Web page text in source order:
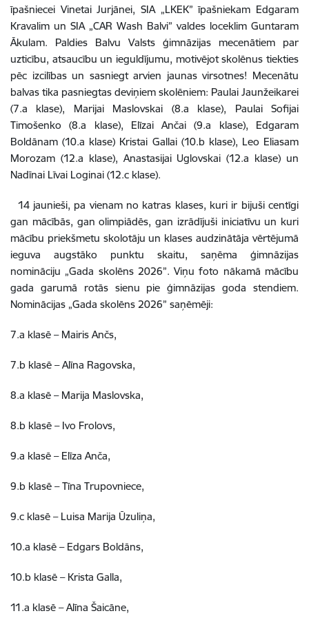
īpašniecei Vinetai Jurjānei, SIA „LKEK” īpašniekam Edgaram
Kravalim un SIA „CAR Wash Balvi” valdes loceklim Guntaram
Ākulam. Paldies Balvu Valsts ģimnāzijas mecenātiem par
uzticību, atsaucību un ieguldījumu, motivējot skolēnus tiekties
pēc izcilības un sasniegt arvien jaunas virsotnes! Mecenātu
balvas tika pasniegtas deviņiem skolēniem: Paulai Jaunžeikarei
(7.a klase), Marijai Maslovskai (8.a klase), Paulai Sofijai
Timošenko (8.a klase), Elīzai Ančai (9.a klase), Edgaram
Boldānam (10.a klase) Kristai Gallai (10.b klase), Leo Eliasam
Morozam (12.a klase), Anastasijai Uglovskai (12.a klase) un
Nadīnai Līvai Loginai (12.c klase).
14 jaunieši, pa vienam no katras klases, kuri ir bijuši centīgi
gan mācībās, gan olimpiādēs, gan izrādījuši iniciatīvu un kuri
mācību priekšmetu skolotāju un klases audzinātāja vērtējumā
ieguva augstāko punktu skaitu, saņēma ģimnāzijas
nomināciju „Gada skolēns 2026”. Viņu foto nākamā mācību
gada garumā rotās sienu pie ģimnāzijas goda stendiem.
Nominācijas „Gada skolēns 2026” saņēmēji:
7.a klasē – Mairis Ančs,
7.b klasē – Alīna Ragovska,
8.a klasē – Marija Maslovska,
8.b klasē – Ivo Frolovs,
9.a klasē – Elīza Anča,
9.b klasē – Tīna Trupovniece,
9.c klasē – Luisa Marija Ūzuliņa,
10.a klasē – Edgars Boldāns,
10.b klasē – Krista Galla,
11.a klasē – Alīna Šaicāne,